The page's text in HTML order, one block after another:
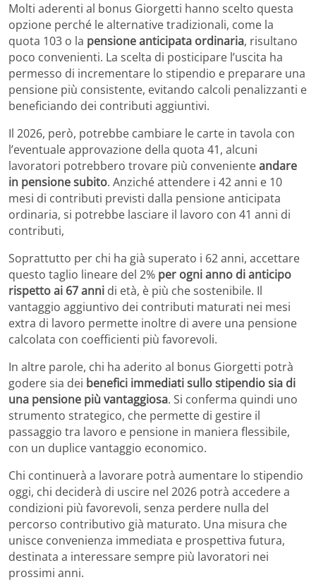
Molti aderenti al bonus Giorgetti hanno scelto questa
opzione perché le alternative tradizionali, come la
quota 103 o la pensione anticipata ordinaria, risultano
poco convenienti. La scelta di posticipare l’uscita ha
permesso di incrementare lo stipendio e preparare una
pensione più consistente, evitando calcoli penalizzanti e
beneficiando dei contributi aggiuntivi.
Il 2026, però, potrebbe cambiare le carte in tavola con
l’eventuale approvazione della quota 41, alcuni
lavoratori potrebbero trovare più convenienteandare
in pensione subito. Anziché attendere i 42 anni e 10
mesi di contributi previsti dalla pensione anticipata
ordinaria, si potrebbe lasciare il lavoro con 41 anni di
contributi,
Soprattutto per chi ha già superato i 62 anni, accettare
questo taglio lineare del 2% per ogni anno di anticipo
rispetto ai 67 anni di età, è più che sostenibile. Il
vantaggio aggiuntivo dei contributi maturati nei mesi
extra di lavoro permette inoltre di avere una pensione
calcolata con coefficienti più favorevoli.
In altre parole, chi ha aderito al bonus Giorgetti potrà
godere sia dei benefici immediati sullo stipendio sia di
una pensione più vantaggiosa. Si conferma quindi uno
strumento strategico, che permette di gestire il
passaggio tra lavoro e pensione in maniera flessibile,
con un duplice vantaggio economico.
Chi continuerà a lavorare potrà aumentare lo stipendio
oggi, chi deciderà di uscire nel 2026 potrà accedere a
condizioni più favorevoli, senza perdere nulla del
percorso contributivo già maturato. Una misura che
unisce convenienza immediata e prospettiva futura,
destinata a interessare sempre più lavoratori nei
prossimi anni.